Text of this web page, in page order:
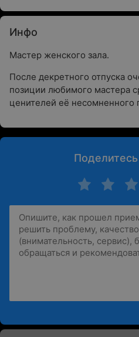
Инфо
Мастер женского зала.
После декретного отпуска
позиции любимого мастера
ценителей её несомненного